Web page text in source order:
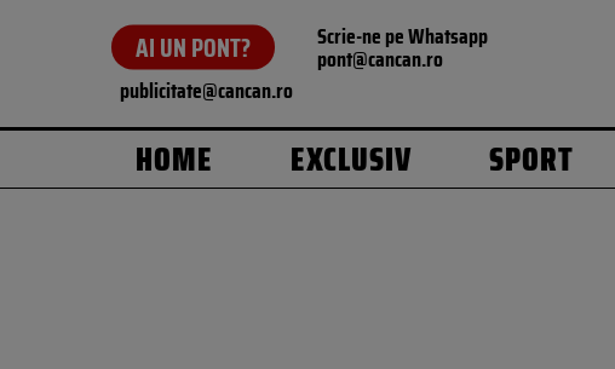
AI UN PONT? Scrie-ne pe Whatsapp
pont@cancan.ro
publicitate@cancan.ro
HOME EXCLUSIV SPORT